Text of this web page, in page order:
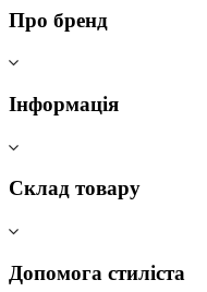
Про бренд
Інформація
Склад товару
Допомога стиліста